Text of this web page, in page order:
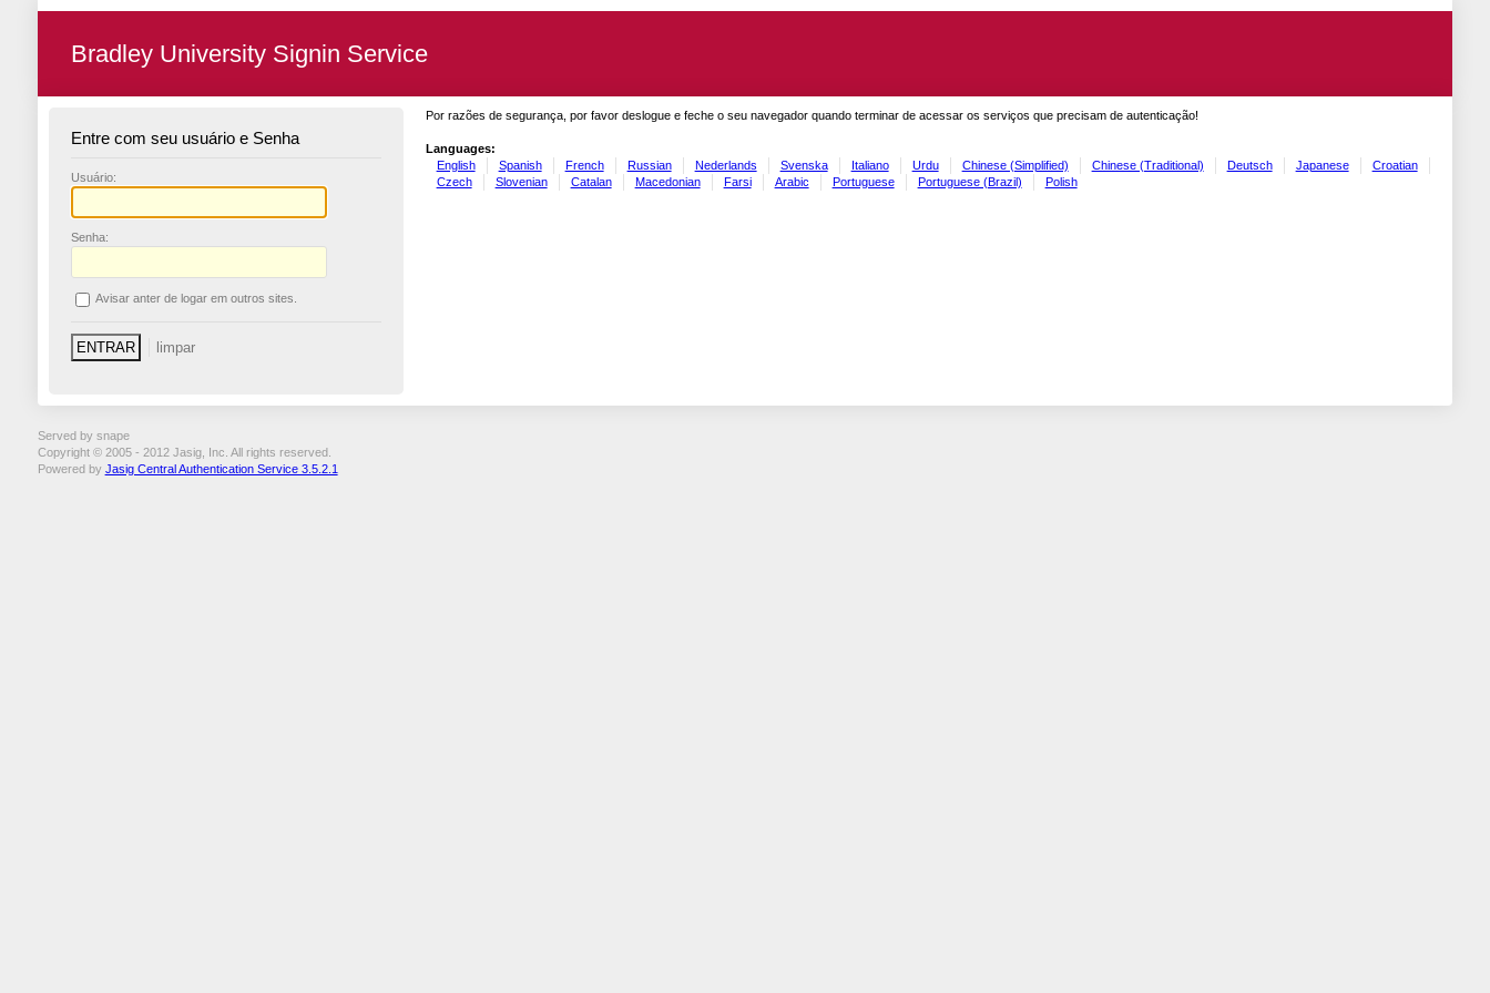
Bradley University Signin Service
Entre com seu usuário e Senha
Usuário:
Senha:
Avisar anter de logar em outros sites.
Por razões de segurança, por favor deslogue e feche o seu navegador quando terminar de acessar os serviços que precisam de autenticação!
Languages:
English
Spanish French Russian Nederlands Svenska Italiano Urdu Chinese (Simplified) Chinese (Traditional) Deutsch Japanese
Croatian
Czech
Slovenian Catalan Macedonian Farsi Arabic Portuguese Portuguese (Brazil) Polish
Served by snape
Copyright © 2005 - 2012 Jasig, Inc. All rights reserved.
Powered by Jasig Central Authentication Service 3.5.2.1